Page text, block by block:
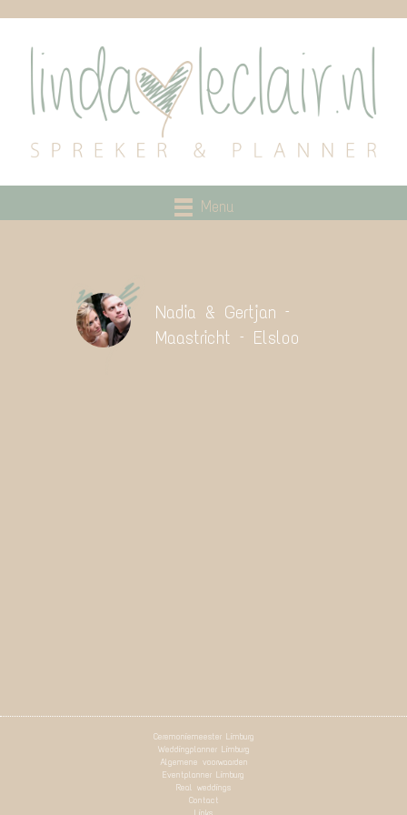
Menu
Nadia & Gertjan –
Maastricht – Elsloo
Ceremoniemeester Limburg
Weddingplanner Limburg
Algemene voorwaarden
Eventplanner Limburg
Real weddings
Contact